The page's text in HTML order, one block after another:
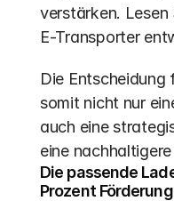
verstärken.
E-Transporter
Die Entscheidung
somit nicht nur
auch eine
eine
Die passende
Prozent